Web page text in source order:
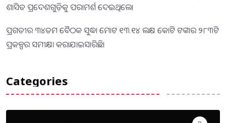
ଶାସିତ ପ୍ରଦେଶଗୁଡ଼ିକୁ ପରାମର୍ଶ ଦେଇଥିଲେ।
ପ୍ରଗତୀର ୩୪ତମ ବୈଠକ ସୁଦ୍ଧା ମୋଟ ୧୩.୧୪ ଲକ୍ଷ କୋଟି ଟଙ୍କାର ୨୮୩ଟି
ପ୍ରକଳ୍ପର ସମୀକ୍ଷା କରାଯାଇସାରିଛି।
Categories